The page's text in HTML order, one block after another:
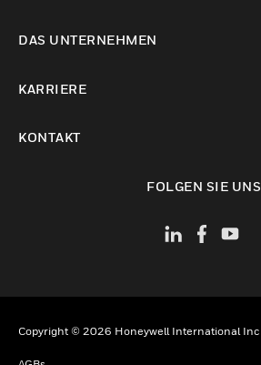
DAS UNTERNEHMEN
KARRIERE
KONTAKT
FOLGEN SIE UNS
Copyright © 2026 Honeywell International Inc